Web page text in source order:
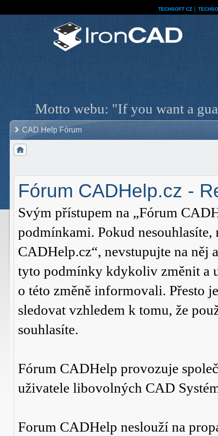
TECHSOFT CZ
Motto webu: "If you want a
CAD Help Fórum
Fórum CADHelp.cz -
Svým přístupem na „Fórum
podmínkami. Pokud
CADHelp.cz“, nevstupujte na něj
tyto podmínky kdykoliv změnit a
o této změně informovali. Přesto
sledovat vzhledem k tomu, že
souhlasíte.
Fórum CADHelp provozuje
uživatele libovolných CAD
Forum CADHelp neslouží na